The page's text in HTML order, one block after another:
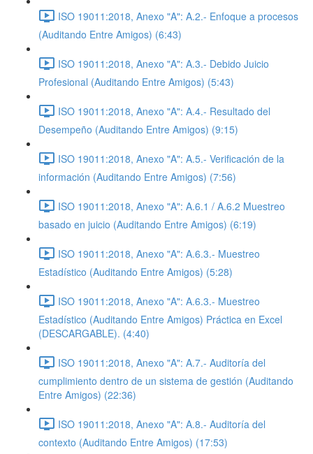
ISO 19011:2018, Anexo "A": A.2.- Enfoque a procesos
(Auditando Entre Amigos) (6:43)
ISO 19011:2018, Anexo "A": A.3.- Debido Juicio
Profesional (Auditando Entre Amigos) (5:43)
ISO 19011:2018, Anexo "A": A.4.- Resultado del
Desempeño (Auditando Entre Amigos) (9:15)
ISO 19011:2018, Anexo "A": A.5.- Verificación de la
información (Auditando Entre Amigos) (7:56)
ISO 19011:2018, Anexo "A": A.6.1 / A.6.2 Muestreo
basado en juicio (Auditando Entre Amigos) (6:19)
ISO 19011:2018, Anexo "A": A.6.3.- Muestreo
Estadístico (Auditando Entre Amigos) (5:28)
ISO 19011:2018, Anexo "A": A.6.3.- Muestreo
Estadístico (Auditando Entre Amigos) Práctica en Excel
(DESCARGABLE). (4:40)
ISO 19011:2018, Anexo "A": A.7.- Auditoría del
cumplimiento dentro de un sistema de gestión (Auditando
Entre Amigos) (22:36)
ISO 19011:2018, Anexo "A": A.8.- Auditoría del
contexto (Auditando Entre Amigos) (17:53)